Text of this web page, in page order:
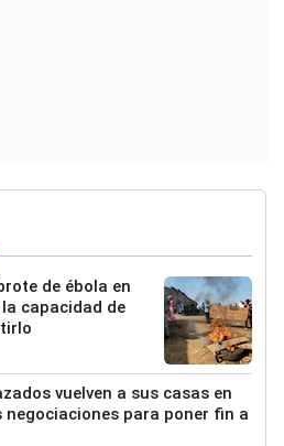
de ébola en
capacidad de
vuelven a sus casas en
negociaciones para poner fin a